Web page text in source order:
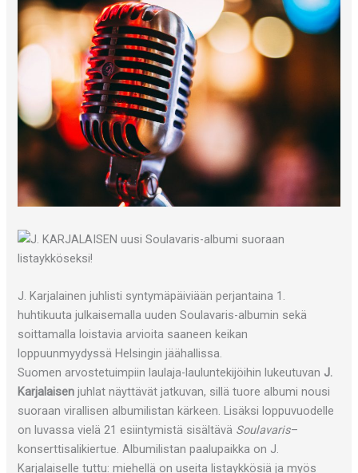
J. Karjalainen juhlisti syntymäpäiviään perjantaina 1.
huhtikuuta julkaisemalla uuden Soulavaris-albumin sekä
soittamalla loistavia arvioita saaneen keikan
loppuunmyydyssä Helsingin jäähallissa.
Suomen arvostetuimpiin laulaja-lauluntekijöihin lukeutuvan J.
Karjalaisen juhlat näyttävät jatkuvan, sillä tuore albumi nousi
suoraan virallisen albumilistan kärkeen. Lisäksi loppuvuodelle
on luvassa vielä 21 esiintymistä sisältävä Soulavaris–
konserttisalikiertue. Albumilistan paalupaikka on J.
Karjalaiselle tuttu: miehellä on useita listaykkösiä ja myös